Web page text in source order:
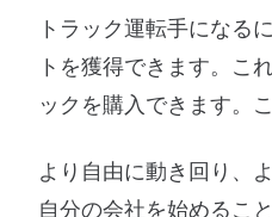
トラック運転手になる
トを獲得できます。こ
ックを購入できます。
より自由に動き回り、
自分の会社を始めるこ